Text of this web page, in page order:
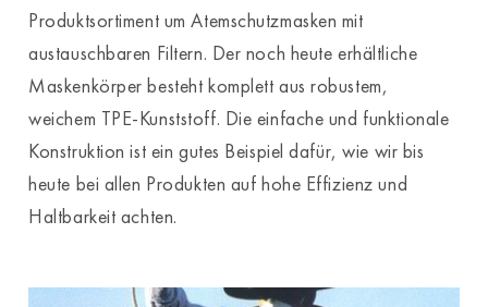
Produktsortiment um Atemschutzmasken mit
austauschbaren Filtern. Der noch heute erhältliche
Maskenkörper besteht komplett aus robustem,
weichem TPE-Kunststoff. Die einfache und funktionale
Konstruktion ist ein gutes Beispiel dafür, wie wir bis
heute bei allen Produkten auf hohe Effizienz und
Haltbarkeit achten.